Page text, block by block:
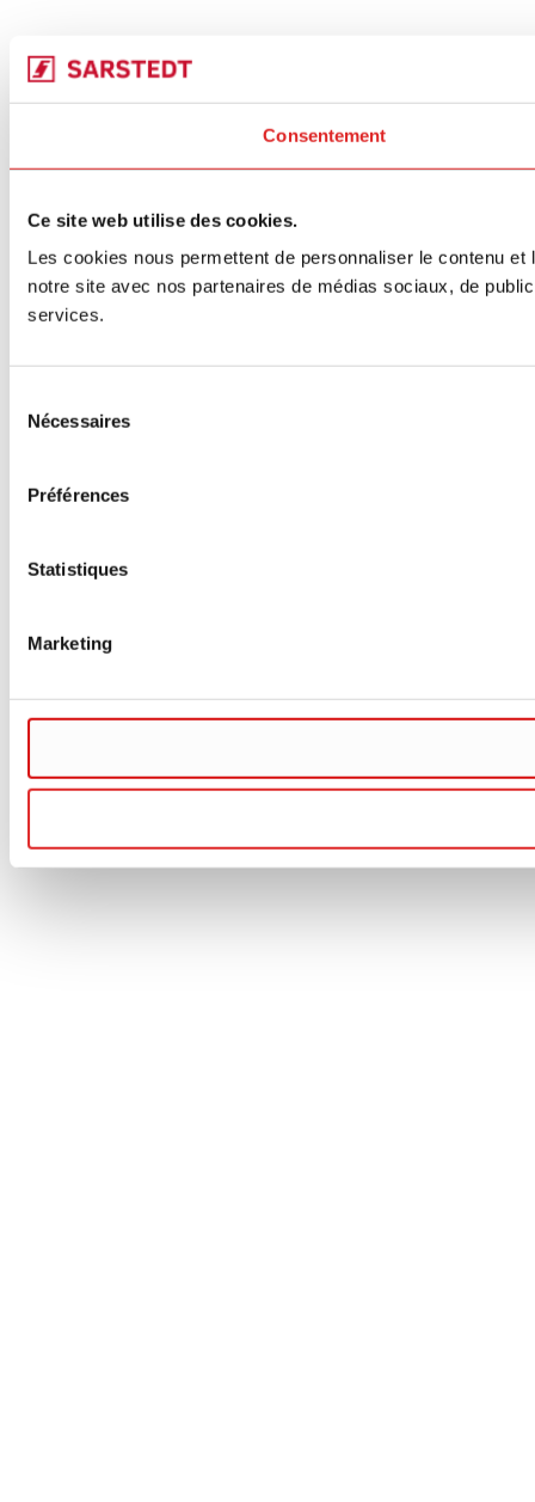
Consentement
Ce site web utilise des cookies.
Les cookies nous permettent de personnaliser le contenu
notre site avec nos partenaires de médias sociaux, de
services.
Nécessaires
Préférences
Statistiques
Marketing